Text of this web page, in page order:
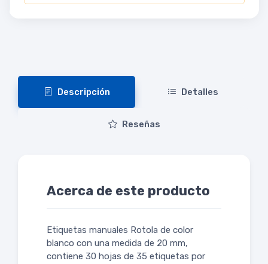
Descripción Detalles
Reseñas
Acerca de este producto
Etiquetas manuales Rotola de color
blanco con una medida de 20 mm,
contiene 30 hojas de 35 etiquetas por